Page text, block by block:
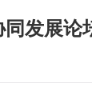
发展论